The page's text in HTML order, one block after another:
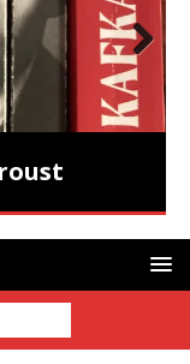
Nex